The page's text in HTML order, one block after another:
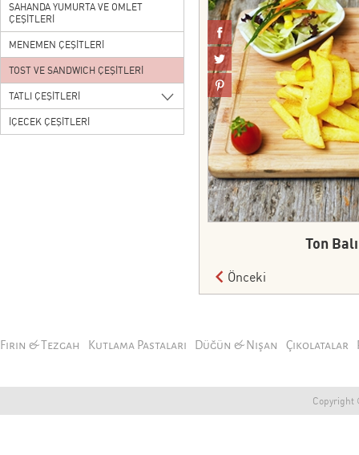
SAHANDA YUMURTA VE OMLET
ÇEŞİTLERİ
MENEMEN ÇEŞİTLERİ
TOST VE SANDWICH ÇEŞİTLERİ
TATLI ÇEŞİTLERİ
İÇECEK ÇEŞİTLERİ
Ton
Önceki
Fırın & Tezgah Kutlama Pastaları Düğün & Nişan Çikolatalar
Copyright